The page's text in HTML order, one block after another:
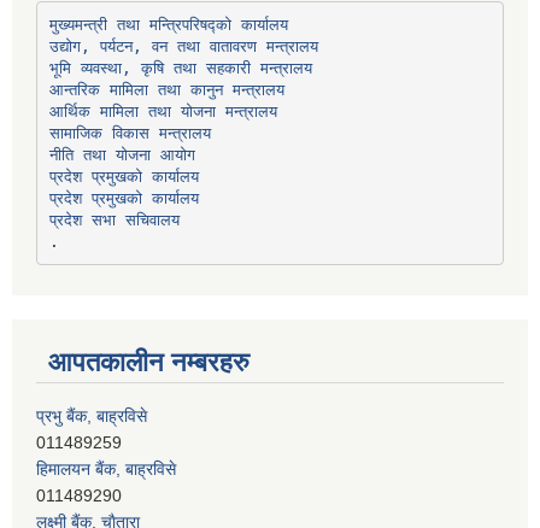
मुख्यमन्त्री तथा मन्त्रिपरिषद्को कार्यालय
उद्योग, पर्यटन, वन तथा वातावरण मन्त्रालय
भूमि व्यवस्था, कृषि तथा सहकारी मन्त्रालय
आन्तरिक मामिला तथा कानुन मन्त्रालय
आर्थिक मामिला तथा योजना मन्त्रालय
सामाजिक विकास मन्त्रालय
नीति तथा योजना आयोग
प्रदेश प्रमुखको कार्यालय
प्रदेश प्रमुखको कार्यालय
प्रदेश सभा सचिवालय
आपतकालीन नम्बरहरु
011489259
हिमालयन बैंक, बाह्रविसे
011489290
लक्ष्मी बैंक, चाैतारा